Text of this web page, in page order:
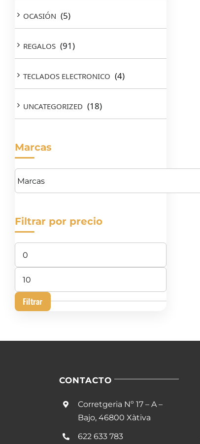
OCASIÓN (5)
REGALOS (91)
TECLADOS ELECTRONICO (4)
UNCATEGORIZED (18)
Marcas
Filtrar por precio
Precio
mínimo
Precio
máximo
Filtrar
CONTACTO
Corretgeria Nº 17 – A –
Bajo, 46800 Xàtiva
622 633 783